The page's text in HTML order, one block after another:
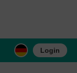
Login